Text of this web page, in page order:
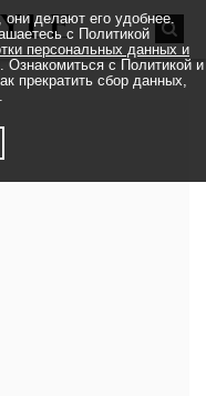
делают его удобнее.
с Политикой
персональных данных и
. Ознакомиться с Политикой и
прекратить сбор данных,
.